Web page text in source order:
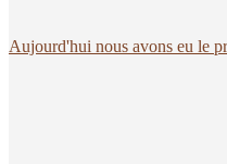
Aujourd'hui nous avons eu le